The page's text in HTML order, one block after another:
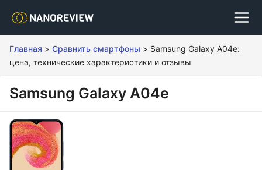
Главная > Сравнить смартфоны > Samsung Galaxy A04e:
цена, технические характеристики и отзывы
Samsung Galaxy A04e